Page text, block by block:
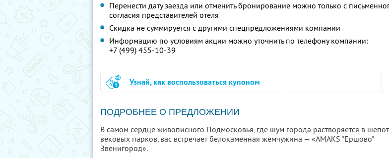
Перенести дату заезда или отменить бронирование можно только с
согласия представителей отеля
Скидка не суммируется с другими спецпредложениями компании
Информацию по условиям акции можно уточнить по телефону компании:
+7 (499) 455-10-39
Узнай, как воспользоваться купоном
ПОДРОБНЕЕ О ПРЕДЛОЖЕНИИ
В самом сердце живописного Подмосковья, где шум города растворяется в
вековых парков, вас встречает белокаменная жемчужина — «AMAKS "Ершово"
Звенигород».